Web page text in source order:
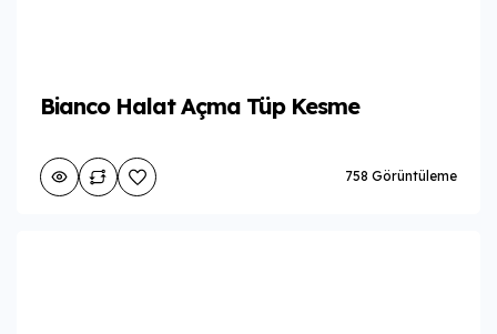
Bianco Halat Açma Tüp Kesme
758 Görüntüleme